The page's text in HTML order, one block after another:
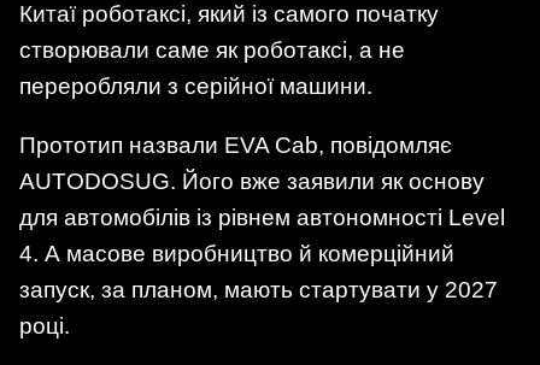
Китаї роботаксі, який із самого початку
створювали саме як роботаксі, а не
переробляли з серійної машини.
Прототип назвали EVA Cab, повідомляє
AUTODOSUG. Його вже заявили як основу
для автомобілів із рівнем автономності Level
4. А масове виробництво й комерційний
запуск, за планом, мають стартувати у 2027
році.